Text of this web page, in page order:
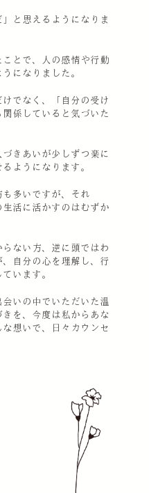
と思えるようになりま
とで、人の感情や行動
になりました。
でなく、「自分の受け
係していると気づいた
きあいが少しずつ楽に
ようになります。
多いですが、それ
活に活かすのはむずか
ない方、逆に頭ではわ
自分の心を理解し、行
います。
いの中でいただいた温
を、今度は私からあな
想いで、日々カウンセ